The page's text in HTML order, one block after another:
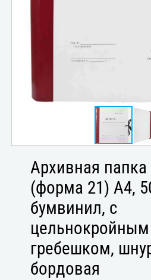
Архивная
(форма 21) А4,
бумвинил, с
цельнокройным
гребешком,
бордовая